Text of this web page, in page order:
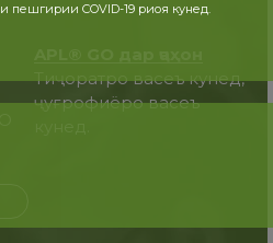
Тиҷоратро васеъ кунед,
ҷуғрофиёро васеъ
пешгирии COVID-19 риоя кунед.